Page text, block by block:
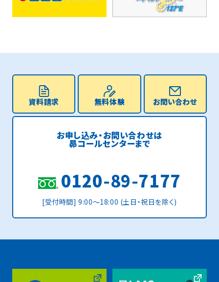
資料請求 無料体験 お問い合わせ
お申し込み・お問い合わせは
昴コールセンターまで
0120-89-7177
[受付時間] 9:00〜18:00 (土日・祝日を除く)